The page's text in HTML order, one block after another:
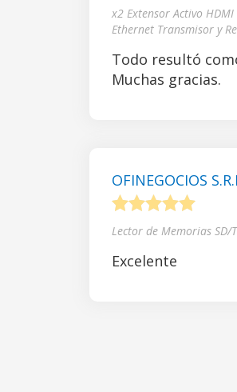
x2 Extensor Activo
Ethernet Transmisor y
Todo resultó
Muchas gracias.
OFINEGOCIOS
Lector de Memorias SD/
Excelente